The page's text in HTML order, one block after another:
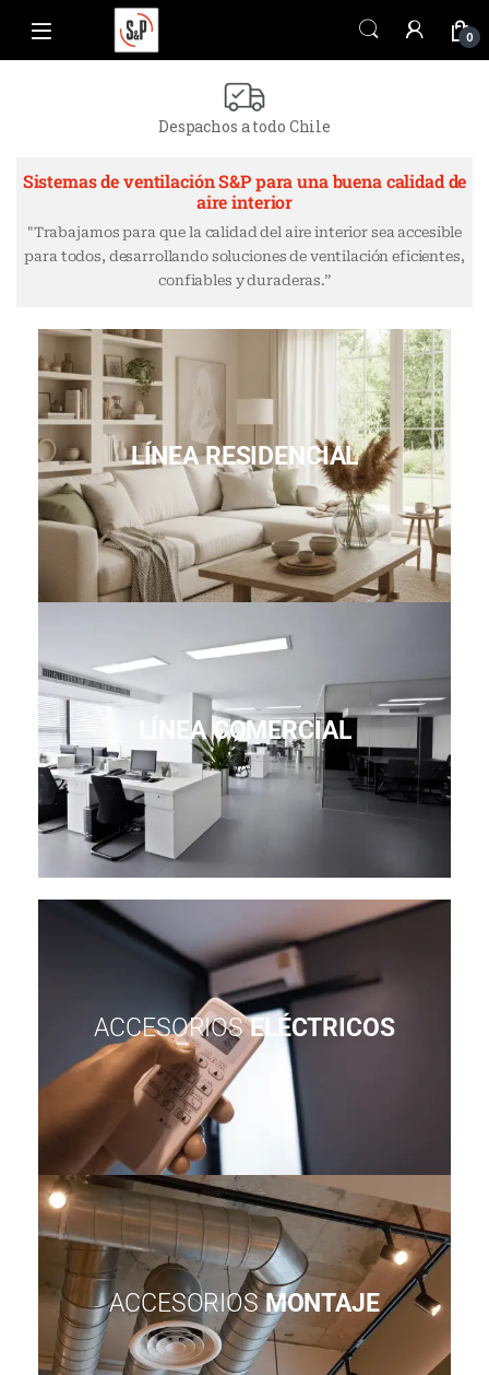
0
Despachos a todo Chile
Sistemas de ventilación S&P para una buena calidad de
aire interior
"Trabajamos para que la calidad del aire interior sea accesible
para todos, desarrollando soluciones de ventilación eficientes,
confiables y duraderas.”
LÍNEA RESIDENCIAL
LÍNEA COMERCIAL
ACCESORIOSELÉCTRICOS
ACCESORIOSMONTAJE